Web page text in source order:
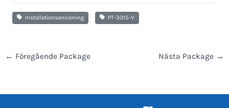
Installationsanvisning PT-3315-V
← Föregående Package Nästa Package →